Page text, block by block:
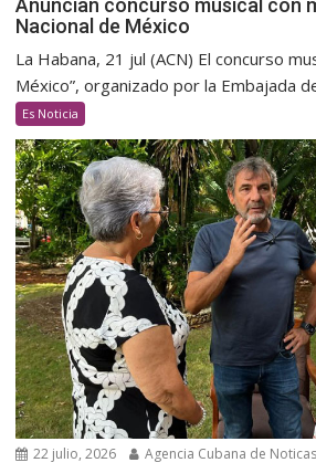
Nacional de México
La Habana, 21 jul (ACN) El concurso
México”, organizado por la Embajada
Es Noticia
22 julio, 2026 Agencia Cubana de Noticas